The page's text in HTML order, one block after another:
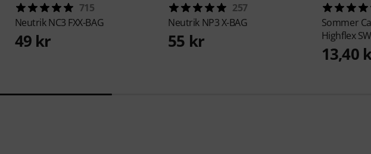
715
NeutrikNC3 FXX-BAG
49 kr
257
Neutrik NP3 X-BAG
55 kr
Sommer
Highflex SW
13,40